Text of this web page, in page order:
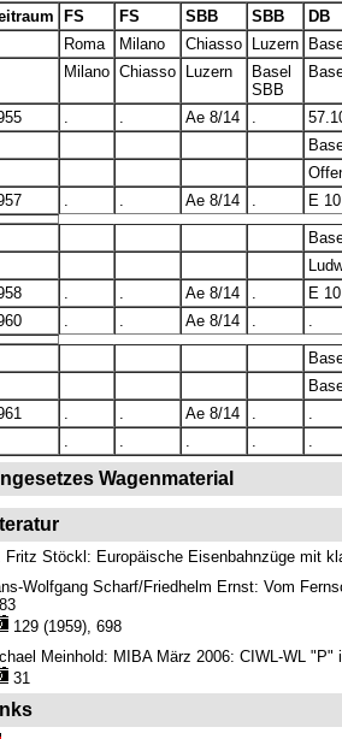
FS FS SBB SBB
DB
Roma
Milano Chiasso Luzern
Milano Chiasso Luzern
Basel
SBB
. . Ae 8/14 .
. . Ae 8/14 . E 10
. . Ae 8/14 .
E 10
. . Ae 8/14 . .
. . Ae 8/14 .
.
. . . . .
Wagenmaterial
Fritz Stöckl: Europäische Eisenbahnzüge mit
Wolfgang Scharf/Friedhelm Ernst: Vom
129 (1959), 698
Meinhold: MIBA März 2006: CIWL-WL
31